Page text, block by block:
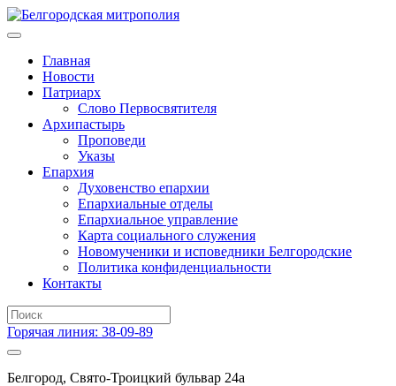
Главная
Новости
Патриарх
Слово Первосвятителя
Архипастырь
Проповеди
Указы
Епархия
Духовенство епархии
Епархиальные отделы
Епархиальное управление
Карта социального служения
Новомученики и исповедники Белгородские
Политика конфиденциальности
Контакты
Горячая линия: 38-09-89
Белгород, Свято-Троицкий бульвар 24а